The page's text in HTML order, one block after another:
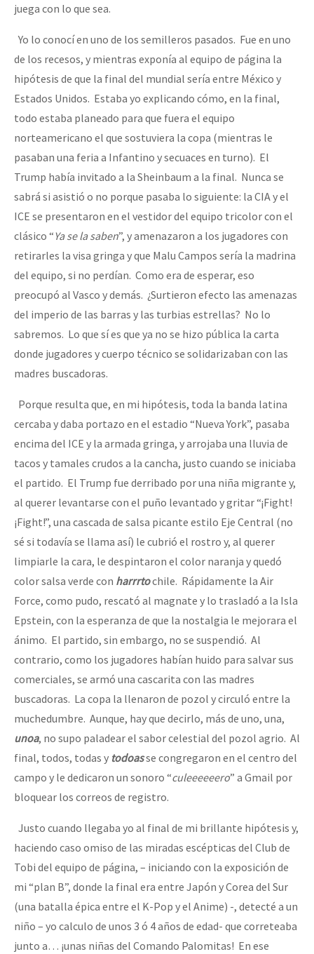
juega con lo que sea.
Yo lo conocí en uno de los semilleros pasados. Fue en uno
de los recesos, y mientras exponía al equipo de página la
hipótesis de que la final del mundial sería entre México y
Estados Unidos. Estaba yo explicando cómo, en la final,
todo estaba planeado para que fuera el equipo
norteamericano el que sostuviera la copa (mientras le
pasaban una feria a Infantino y secuaces en turno). El
Trump había invitado a la Sheinbaum a la final. Nunca se
sabrá si asistió o no porque pasaba lo siguiente: la CIA y el
ICE se presentaron en el vestidor del equipo tricolor con el
clásico “Ya se la saben”, y amenazaron a los jugadores con
retirarles la visa gringa y que Malu Campos sería la madrina
del equipo, si no perdían. Como era de esperar, eso
preocupó al Vasco y demás. ¿Surtieron efecto las amenazas
del imperio de las barras y las turbias estrellas? No lo
sabremos. Lo que sí es que ya no se hizo pública la carta
donde jugadores y cuerpo técnico se solidarizaban con las
madres buscadoras.
Porque resulta que, en mi hipótesis, toda la banda latina
cercaba y daba portazo en el estadio “Nueva York”, pasaba
encima del ICE y la armada gringa, y arrojaba una lluvia de
tacos y tamales crudos a la cancha, justo cuando se iniciaba
el partido. El Trump fue derribado por una niña migrante y,
al querer levantarse con el puño levantado y gritar “¡Fight!
¡Fight!”, una cascada de salsa picante estilo Eje Central (no
sé si todavía se llama así) le cubrió el rostro y, al querer
limpiarle la cara, le despintaron el color naranja y quedó
color salsa verde con harrrtochile. Rápidamente la Air
Force, como pudo, rescató al magnate y lo trasladó a la Isla
Epstein, con la esperanza de que la nostalgia le mejorara el
ánimo. El partido, sin embargo, no se suspendió. Al
contrario, como los jugadores habían huido para salvar sus
comerciales, se armó una cascarita con las madres
buscadoras. La copa la llenaron de pozol y circuló entre la
muchedumbre. Aunque, hay que decirlo, más de uno, una,
unoa, no supo paladear el sabor celestial del pozol agrio. Al
final, todos, todas y todoasse congregaron en el centro del
campo y le dedicaron un sonoro “culeeeeeero” a Gmail por
bloquear los correos de registro.
Justo cuando llegaba yo al final de mi brillante hipótesis y,
haciendo caso omiso de las miradas escépticas del Club de
Tobi del equipo de página, – iniciando con la exposición de
mi “plan B”, donde la final era entre Japón y Corea del Sur
(una batalla épica entre el K-Pop y el Anime) -, detecté a un
niño – yo calculo de unos 3 ó 4 años de edad- que correteaba
junto a… ¡unas niñas del Comando Palomitas! En ese